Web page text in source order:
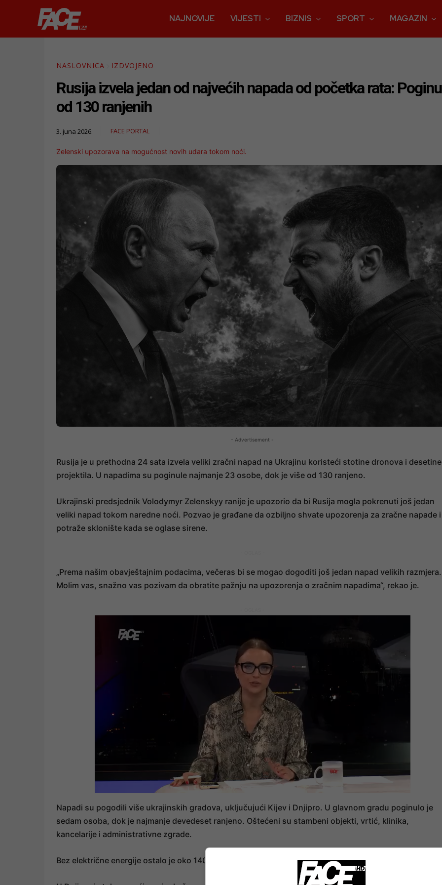
NAJNOVIJE VIJESTI BIZNIS SPORT MAGAZIN
NASLOVNICA IZDVOJENO
Rusija izvela jedan od najvećih napada od početka rata:
od 130 ranjenih
3. juna 2026. FACE PORTAL
Zelenski upozorava na mogućnost novih udara tokom noći.
- Advertisement -
Rusija je u prethodna 24 sata izvela veliki zračni napad na Ukrajinu koristeći stotine dronova i desetine
projektila. U napadima su poginule najmanje 23 osobe, dok je više od 130 ranjeno.
Ukrajinski predsjednik Volodymyr Zelenskyy ranije je upozorio da bi Rusija mogla pokrenuti još jedan
veliki napad tokom naredne noći. Pozvao je građane da ozbiljno shvate upozorenja za zračne napade i
potraže sklonište kada se oglase sirene.
„Prema našim obavještajnim podacima, večeras bi se mogao dogoditi još jedan napad velikih razmjera.
Molim vas, snažno vas pozivam da obratite pažnju na upozorenja o zračnim napadima“, rekao je.
Napadi su pogodili više ukrajinskih gradova, uključujući Kijev i Dnjipro. U glavnom gradu poginulo je
sedam osoba, dok je najmanje devedeset ranjeno. Oštećeni su stambeni objekti, vrtić, klinika,
kancelarije i administrativne zgrade.
Bez električne energije ostalo je oko 140.000 stanovnika.